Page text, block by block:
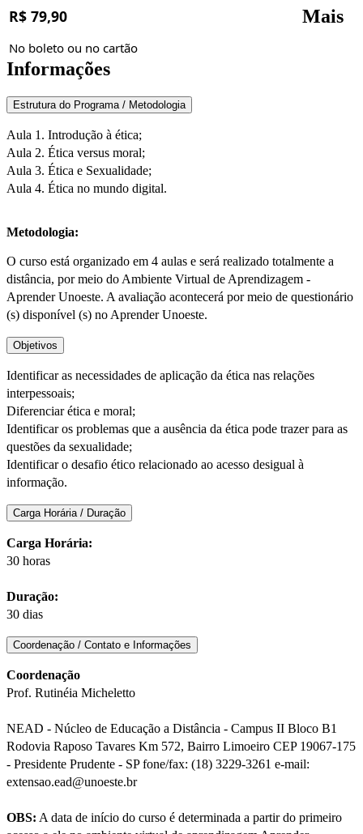
R$ 79,90
No boleto ou no cartão
Mais
Informações
Estrutura do Programa / Metodologia
Aula 1. Introdução à ética;
Aula 2. Ética versus moral;
Aula 3. Ética e Sexualidade;
Aula 4. Ética no mundo digital.
Metodologia:
O curso está organizado em 4 aulas e será realizado totalmente a
distância, por meio do Ambiente Virtual de Aprendizagem -
Aprender Unoeste. A avaliação acontecerá por meio de questionário
(s) disponível (s) no Aprender Unoeste.
Objetivos
Identificar as necessidades de aplicação da ética nas relações
interpessoais;
Diferenciar ética e moral;
Identificar os problemas que a ausência da ética pode trazer para as
questões da sexualidade;
Identificar o desafio ético relacionado ao acesso desigual à
informação.
Carga Horária / Duração
Carga Horária:
30 horas
Duração:
30 dias
Coordenação / Contato e Informações
Coordenação
Prof. Rutinéia Micheletto
NEAD - Núcleo de Educação a Distância - Campus II Bloco B1
Rodovia Raposo Tavares Km 572, Bairro Limoeiro CEP 19067-175
- Presidente Prudente - SP fone/fax: (18) 3229-3261 e-mail:
extensao.ead@unoeste.br
OBS: A data de início do curso é determinada a partir do primeiro